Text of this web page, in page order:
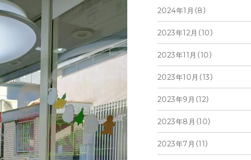
2024年1月（8）
2023年12月（10）
2023年11月（10）
2023年10月（13）
2023年9月（12）
2023年8月（10）
2023年7月（11）